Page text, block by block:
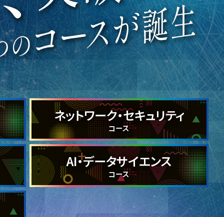
ネットワーク・セキュリティ
コース
AI・データサイエンス
コース